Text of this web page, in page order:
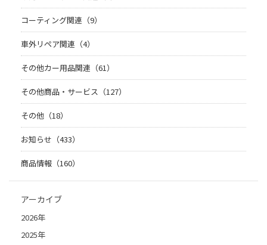
コーティング関連（9）
車外リペア関連（4）
その他カー用品関連（61）
その他商品・サービス（127）
その他（18）
お知らせ（433）
商品情報（160）
アーカイブ
2026年
2025年